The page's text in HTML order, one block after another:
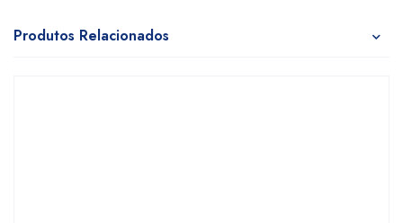
Produtos Relacionados